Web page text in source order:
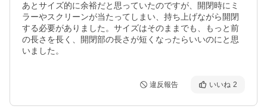
あとサイズ的に余裕だと思っていたのですが、開閉時にミ
ラーやスクリーンが当たってしまい、持ち上げながら開閉
する必要がありました。サイズはそのままでも、もっと前
の長さを長く、開閉部の長さが短くなったらいいのにと思
いました。
違反報告 いいね 2